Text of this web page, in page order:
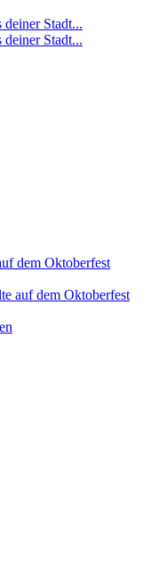
dem Oktoberfest
auf dem Oktoberfest